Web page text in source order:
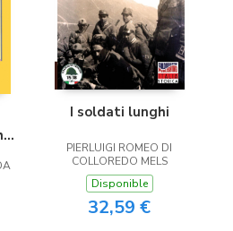
I soldati lunghi
PIERLUIGI ROMEO DI
COLLOREDO MELS
Disponible
32,59 €